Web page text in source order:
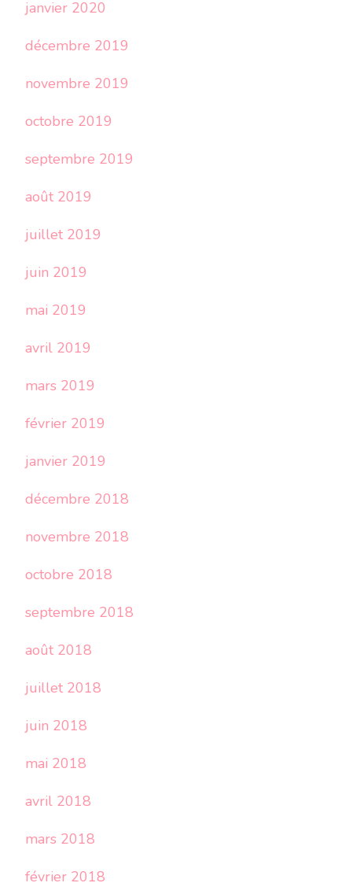
janvier 2020
décembre 2019
novembre 2019
octobre 2019
septembre 2019
août 2019
juillet 2019
juin 2019
mai 2019
avril 2019
mars 2019
février 2019
janvier 2019
décembre 2018
novembre 2018
octobre 2018
septembre 2018
août 2018
juillet 2018
juin 2018
mai 2018
avril 2018
mars 2018
février 2018